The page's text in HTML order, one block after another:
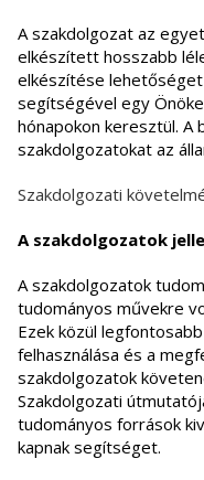
A szakdolgozat az
elkészített hosszabb
elkészítése
segítségével egy
hónapokon keresztül.
szakdolgozatokat az
Szakdolgozati
A szakdolgozatok
A szakdolgozatok
tudományos művekre
Ezek közül
felhasználása és a
szakdolgozatok
Szakdolgozati
tudományos források
kapnak segítséget.